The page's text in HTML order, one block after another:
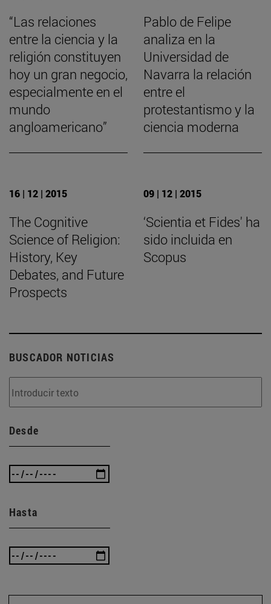
“Las relaciones
entre la ciencia y la
religión constituyen
hoy un gran negocio,
especialmente en el
mundo
angloamericano”
Pablo de Felipe
analiza en la
Universidad de
Navarra la relación
entre el
protestantismo y la
ciencia moderna
16 | 12 | 2015
The Cognitive
Science of Religion:
History, Key
Debates, and Future
Prospects
09 | 12 | 2015
‘Scientia et Fides' ha
sido incluida en
Scopus
BUSCADOR NOTICIAS
Desde
Hasta